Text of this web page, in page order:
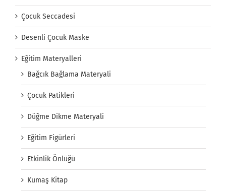
Çocuk Seccadesi
Desenli Çocuk Maske
Eğitim Materyalleri
Bağcık Bağlama Materyali
Çocuk Patikleri
Düğme Dikme Materyali
Eğitim Figürleri
Etkinlik Önlüğü
Kumaş Kitap